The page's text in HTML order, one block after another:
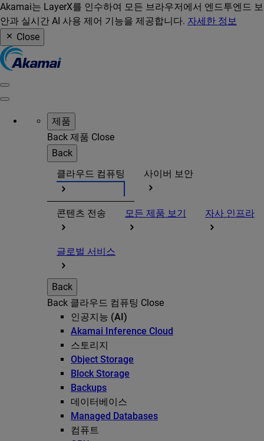
Akamai는 LayerX를 인수하여 모든 브라우저에서 엔드투엔드 보
안과 실시간 AI 사용 제어 기능을 제공합니다. 자세한 정보
Close
제품
Back 제품 Close
Back
클라우드 컴퓨팅
사이버 보안
콘텐츠 전송 모든 제품 보기 자사 인프라
글로벌 서비스
Back
Back 클라우드 컴퓨팅 Close
인공지능 (AI)
Akamai Inference Cloud
스토리지
Object Storage
Block Storage
Backups
데이터베이스
Managed Databases
컴퓨트